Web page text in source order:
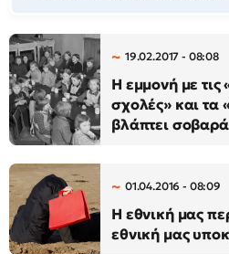
19.02.2017 - 08:08
Η εμμονή με
σχολές» και τα
βλάπτει
01.04.2016 - 08:09
Η εθνική μας
εθνική μας